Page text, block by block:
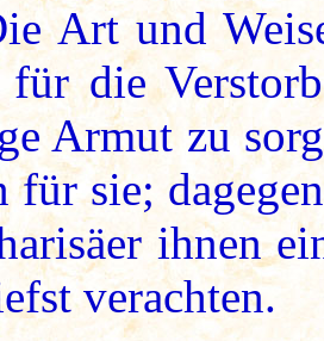
Art und
für die
Armut zu
für sie;
ihnen
verachten.